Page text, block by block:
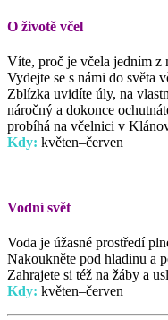
O životě včel
Víte, proč je včela jedním z
Vydejte se s námi do světa
Zblízka uvidíte úly, na
náročný a dokonce
probíhá na včelnici v
Kdy: květen–červen
Vodní svět
Voda je úžasné prostředí
Nakoukněte pod hladinu a
Zahrajete si též na žáby a
Kdy: květen–červen